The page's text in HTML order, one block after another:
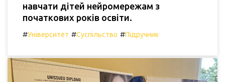
навчати дітей нейромережам з
початкових років освіти.
#Університет #Суспільство #Підручник